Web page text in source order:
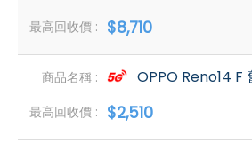
$8,710
OPPO Reno14 F
$2,510